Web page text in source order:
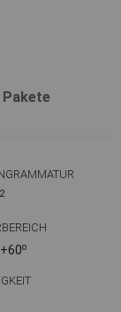
Pakete
2
o